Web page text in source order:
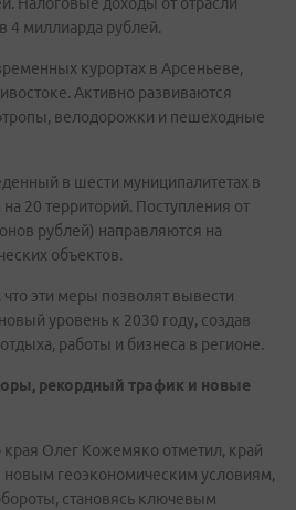
Налоговые доходы от отрасли
4 миллиарда рублей.
курортах в Арсеньеве,
Активно развиваются
велодорожки и пешеходные
в шести муниципалитетах в
20 территорий. Поступления от
рублей) направляются на
объектов.
эти меры позволят вывести
уровень к 2030 году, создав
работы и бизнеса в регионе.
рекордный трафик и новые
края Олег Кожемяко отметил, край
новым геоэкономическим условиям,
становясь ключевым